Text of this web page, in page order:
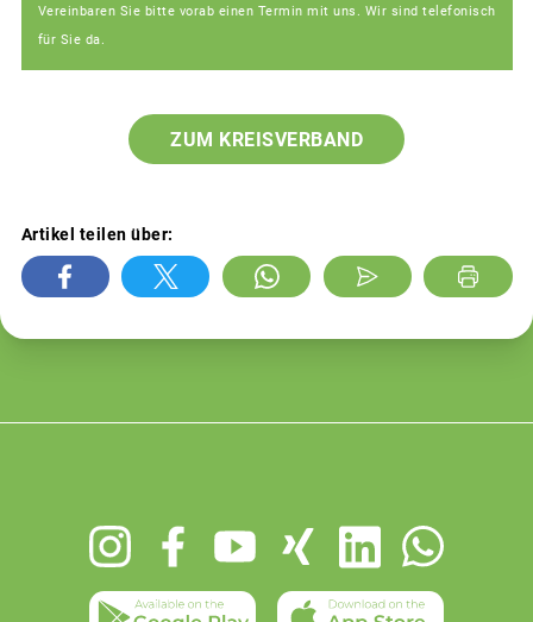
Vereinbaren Sie bitte vorab einen Termin mit uns. Wir sind telefonisch
für Sie da.
ZUM KREISVERBAND
Artikel teilen über: